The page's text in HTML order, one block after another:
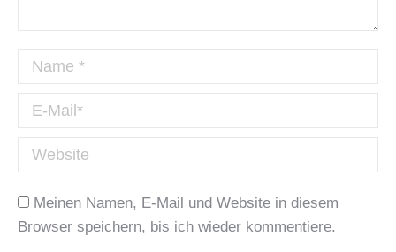
Name *
E-Mail *
Website
Meinen Namen, E-Mail und Website in diesem
Browser speichern, bis ich wieder kommentiere.